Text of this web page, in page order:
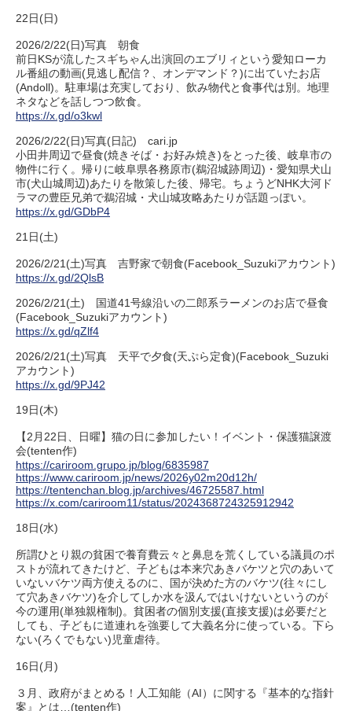
22日(日)
2026/2/22(日)写真 朝食
前日KSが流したスギちゃん出演回のエブリィという愛知ローカ
ル番組の動画(見逃し配信？、オンデマンド？)に出ていたお店
(Andoll)。駐車場は充実しており、飲み物代と食事代は別。地理
ネタなどを話しつつ飲食。
https://x.gd/o3kwl
2026/2/22(日)写真(日記) cari.jp
小田井周辺で昼食(焼きそば・お好み焼き)をとった後、岐阜市の
物件に行く。帰りに岐阜県各務原市(鵜沼城跡周辺)・愛知県犬山
市(犬山城周辺)あたりを散策した後、帰宅。ちょうどNHK大河ド
ラマの豊臣兄弟で鵜沼城・犬山城攻略あたりが話題っぽい。
https://x.gd/GDbP4
21日(土)
2026/2/21(土)写真 吉野家で朝食(Facebook_Suzukiアカウント)
https://x.gd/2QlsB
2026/2/21(土) 国道41号線沿いの二郎系ラーメンのお店で昼食
(Facebook_Suzukiアカウント)
https://x.gd/qZlf4
2026/2/21(土)写真 天平で夕食(天ぷら定食)(Facebook_Suzuki
アカウント)
https://x.gd/9PJ42
19日(木)
【2月22日、日曜】猫の日に参加したい！イベント・保護猫譲渡
会(tenten作)
https://cariroom.grupo.jp/blog/6835987
https://www.cariroom.jp/news/2026y02m20d12h/
https://tentenchan.blog.jp/archives/46725587.html
https://x.com/cariroom11/status/2024368724325912942
18日(水)
所謂ひとり親の貧困で養育費云々と鼻息を荒くしている議員のポ
ストが流れてきたけど、子どもは本来穴あきバケツと穴のあいて
いないバケツ両方使えるのに、国が決めた方のバケツ(往々にし
て穴あきバケツ)を介してしか水を汲んではいけないというのが
今の運用(単独親権制)。貧困者の個別支援(直接支援)は必要だと
しても、子どもに道連れを強要して大義名分に使っている。下ら
ない(ろくでもない)児童虐待。
16日(月)
３月、政府がまとめる！人工知能（AI）に関する『基本的な指針
案』とは…(tenten作)